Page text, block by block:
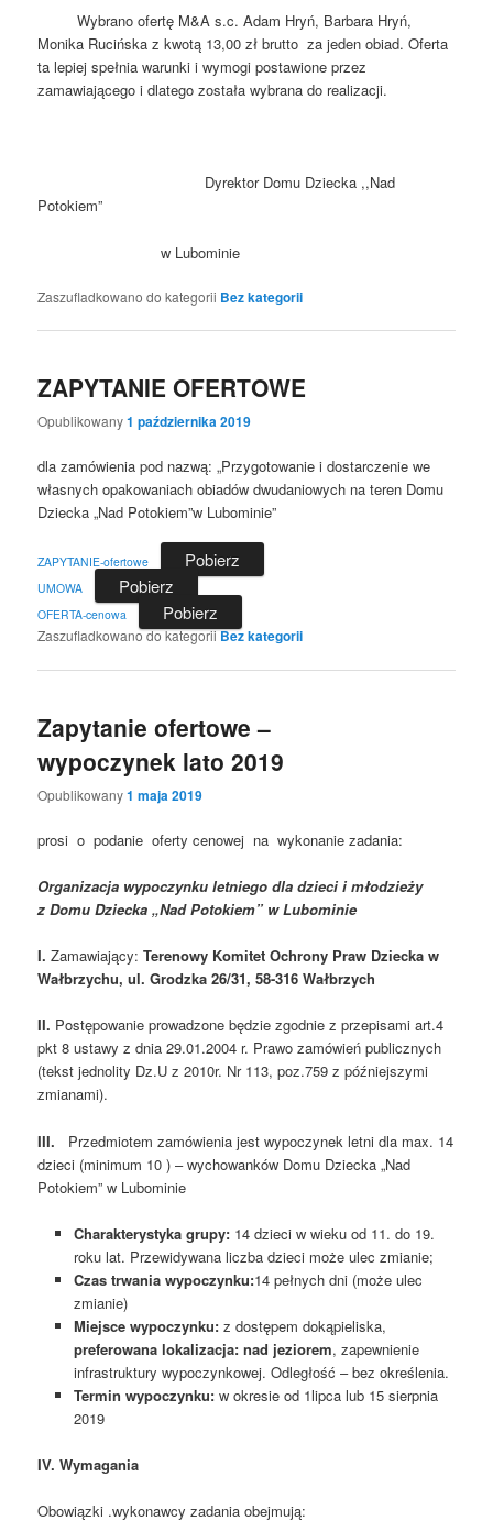
Wybrano ofertę M&A s.c. Adam Hryń, Barbara Hryń,
Monika Rucińska z kwotą 13,00 zł brutto za jeden obiad. Oferta
ta lepiej spełnia warunki i wymogi postawione przez
zamawiającego i dlatego została wybrana do realizacji.
Dyrektor Domu Dziecka ,,Nad
Potokiem”
w Lubominie
Zaszufladkowano do kategorii Bez kategorii
ZAPYTANIE OFERTOWE
Opublikowany1 października 2019
dla zamówienia pod nazwą: „Przygotowanie i dostarczenie we
własnych opakowaniach obiadów dwudaniowych na teren Domu
Dziecka „Nad Potokiem”w Lubominie”
ZAPYTANIE-ofertowe Pobierz
UMOWA Pobierz
OFERTA-cenowa Pobierz
Zaszufladkowano do kategoriiBez kategorii
Zapytanie ofertowe –
wypoczynek lato 2019
Opublikowany1 maja 2019
prosi o podanie oferty cenowej na wykonanie zadania:
Organizacja wypoczynku letniego dla dzieci i młodzieży
z Domu Dziecka „Nad Potokiem” w Lubominie
I.Zamawiający:Terenowy Komitet Ochrony Praw Dziecka w
Wałbrzychu, ul. Grodzka 26/31, 58-316 Wałbrzych
II. Postępowanie prowadzone będzie zgodnie z przepisami art.4
pkt 8 ustawy z dnia 29.01.2004 r. Prawo zamówień publicznych
(tekst jednolity Dz.U z 2010r. Nr 113, poz.759 z późniejszymi
zmianami).
III.
Przedmiotem zamówienia jest wypoczynek letni dla max. 14
dzieci (minimum 10 ) – wychowanków Domu Dziecka „Nad
Potokiem” w Lubominie
Charakterystyka grupy:14 dzieci w wieku od 11. do 19.
roku lat. Przewidywana liczba dzieci może ulec zmianie;
Czas trwania wypoczynku:14 pełnych dni (może ulec
zmianie)
Miejsce wypoczynku: z dostępem dokąpieliska,
preferowana lokalizacja: nad jeziorem, zapewnienie
infrastruktury wypoczynkowej. Odległość – bez określenia.
Termin wypoczynku: w okresie od 1lipca lub 15 sierpnia
2019
IV. Wymagania
Obowiązki .wykonawcy zadania obejmują: